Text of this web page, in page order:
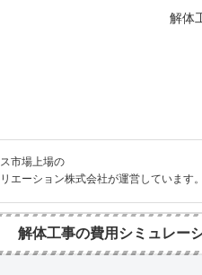
解体
市場上場の
エーション株式会社が運営しています。
解体工事の費用シミュレー